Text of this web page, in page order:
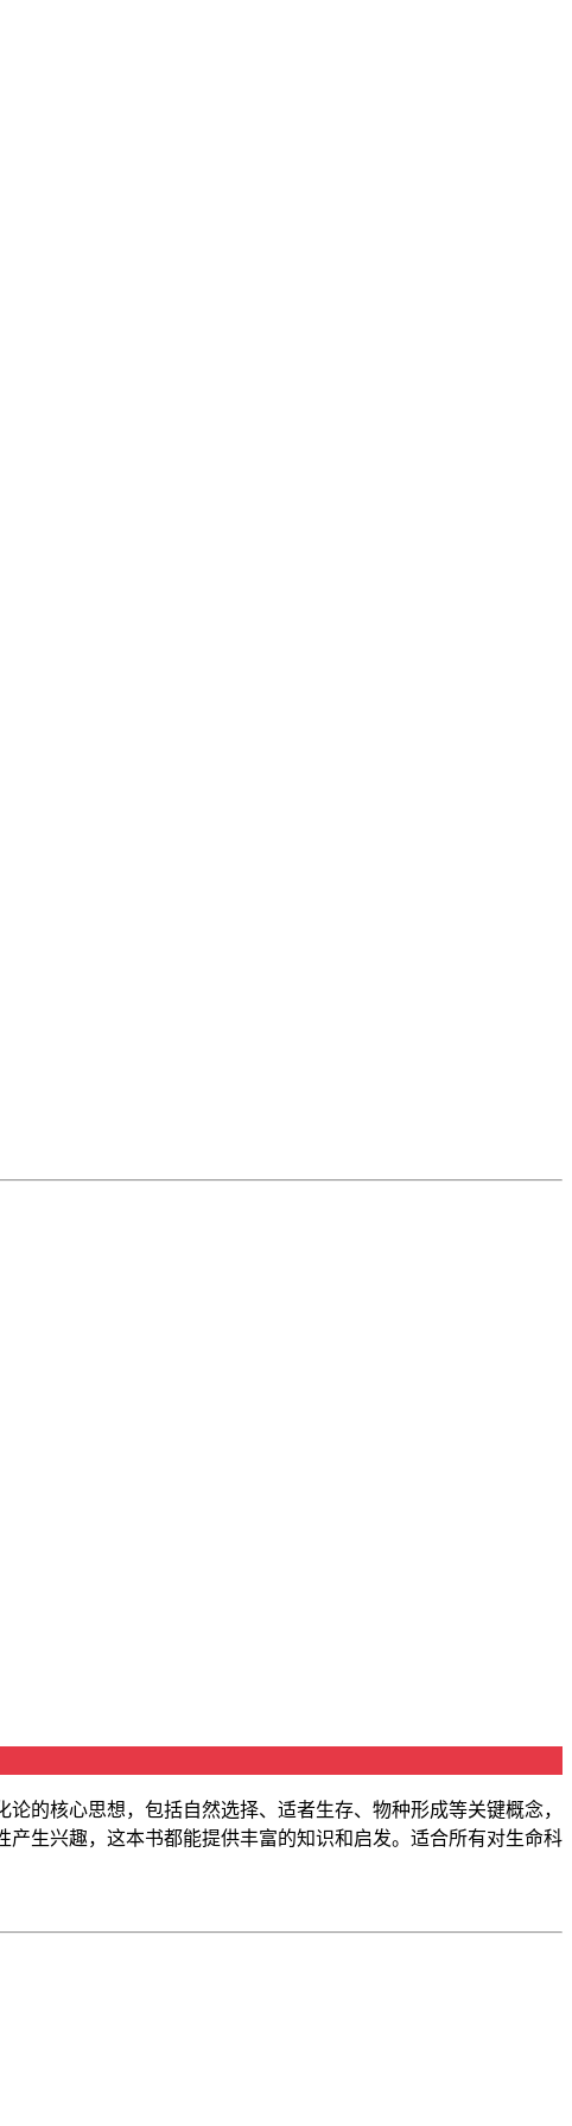
的核心思想，包括自然选择、适者生存、物种形成等关键概念，
生兴趣，这本书都能提供丰富的知识和启发。适合所有对生命科